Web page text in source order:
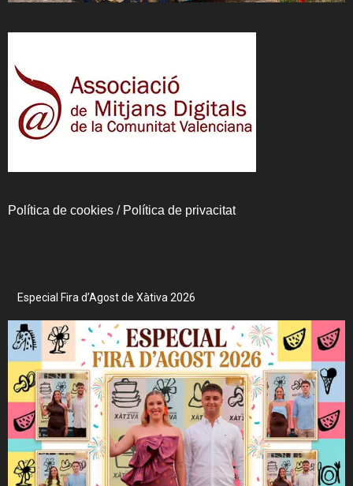
Política de cookies / Política de privacitat
Especial Fira d’Agost de Xàtiva 2026